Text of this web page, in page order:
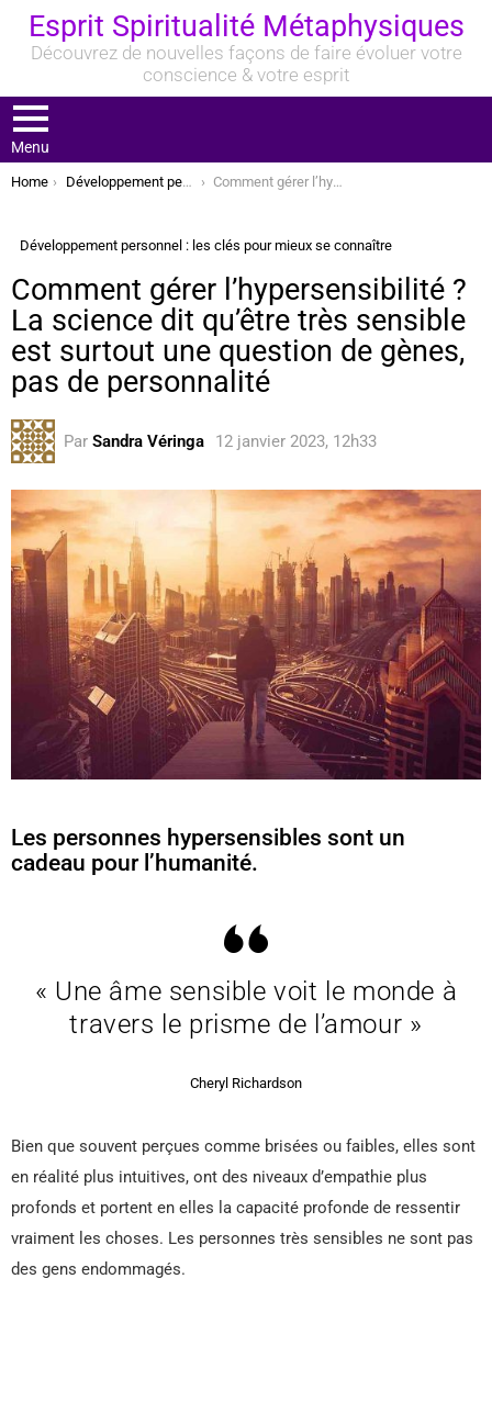
Esprit Spiritualité Métaphysiques
Découvrez de nouvelles façons de faire évoluer votre
conscience & votre esprit
Menu
You are here:
Home Développement personnel : les clés pour mieux se connaître Comment gérer l’hypersensibilité ? La science dit qu’être très sensible est surtout une question de gènes, pas de personnalité
Développement personnel : les clés pour mieux se connaître
Comment gérer l’hypersensibilité ?
La science dit qu’être très sensible
est surtout une question de gènes,
pas de personnalité
Par Sandra Véringa 12 janvier 2023, 12h33
Les personnes hypersensibles sont un
cadeau pour l’humanité.
« Une âme sensible voit le monde à
travers le prisme de l’amour »
Cheryl Richardson
Bien que souvent perçues comme brisées ou faibles, elles sont
en réalité plus intuitives, ont des niveaux d’empathie plus
profonds et portent en elles la capacité profonde de ressentir
vraiment les choses. Les personnes très sensibles ne sont pas
des gens endommagés.